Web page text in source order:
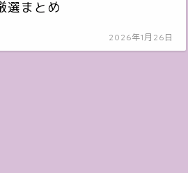
選まとめ
2026年1月26日